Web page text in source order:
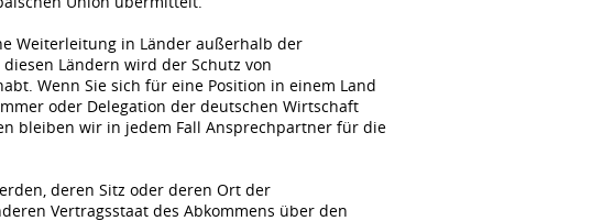
Weiterleitung in Länder außerhalb der
Ländern wird der Schutz von
Wenn Sie sich für eine Position in einem Land
oder Delegation der deutschen Wirtschaft
bleiben wir in jedem Fall Ansprechpartner für die
deren Sitz oder deren Ort der
Vertragsstaat des Abkommens über den